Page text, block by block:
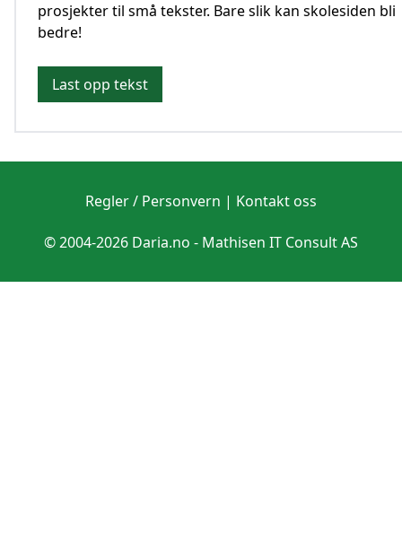
prosjekter til små tekster. Bare slik kan skolesiden bli
bedre!
Last opp tekst
Regler / Personvern | Kontakt oss
© 2004-2026 Daria.no - Mathisen IT Consult AS